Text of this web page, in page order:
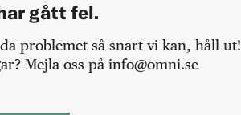
gått fel.
problemet så snart vi kan, håll ut!
Mejla oss på info@omni.se